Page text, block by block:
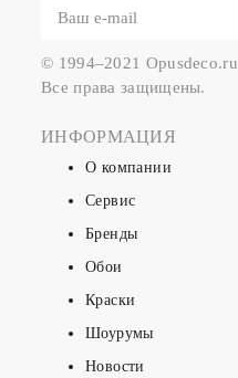
© 1994–2021 Opusdeco.ru
Все права защищены.
ИНФОРМАЦИЯ
О компании
Сервис
Бренды
Обои
Краски
Шоурумы
Новости